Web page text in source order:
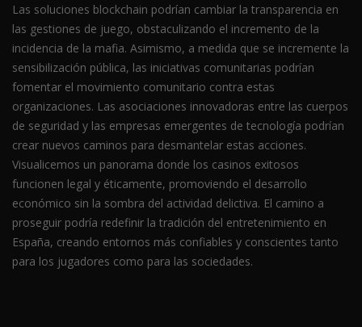
Las soluciones blockchain podrían cambiar la transparencia en
las gestiones de juego, obstaculizando el incremento de la
incidencia de la mafia. Asimismo, a medida que se incremente la
sensibilización pública, las iniciativas comunitarias podrían
fomentar el movimiento comunitario contra estas
organizaciones. Las asociaciones innovadoras entre las cuerpos
de seguridad y las empresas emergentes de tecnología podrían
crear nuevos caminos para desmantelar estas acciones.
Visualicemos un panorama donde los casinos exitosos
funcionen legal y éticamente, promoviendo el desarrollo
económico sin la sombra del actividad delictiva. El camino a
proseguir podría redefinir la tradición del entretenimiento en
España, creando entornos más confiables y conscientes tanto
para los jugadores como para las sociedades.